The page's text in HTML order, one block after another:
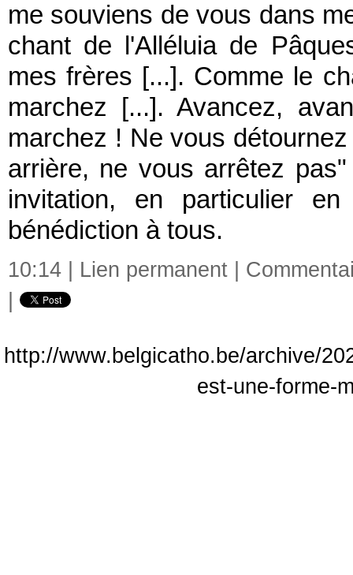
me souviens de vous dans
chant de l'Alléluia de
mes frères [...]. Comme le
marchez [...]. Avancez,
marchez ! Ne vous
arrière, ne vous arrêtez
invitation, en particulier
bénédiction à tous.
10:14 | Lien permanent
http://www.belgicatho.be/archive/
est-une-forme-